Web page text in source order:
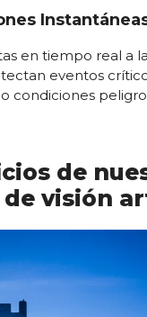
en tiempo real a
eventos
condiciones
de
de visión